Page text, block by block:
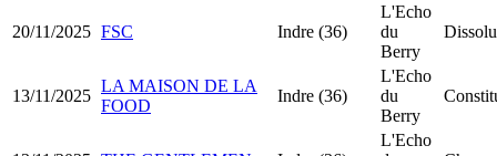
20/11/2025 FSC Indre (36)
L'Echo
du
Berry
13/11/2025
LA MAISON DE LA
FOOD
Indre (36)
L'Echo
du
Berry
L'Echo